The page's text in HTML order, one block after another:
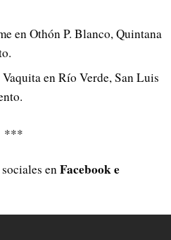
en Othón P. Blanco, Quintana
en Río Verde, San Luis
***
enFacebook e